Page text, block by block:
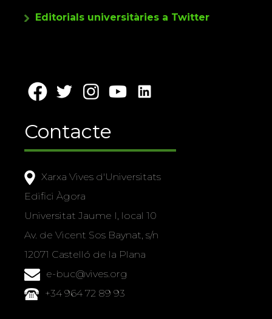
Editorials universitàries a Twitter
Contacte
Xarxa Vives d'Universitats
Edifici Àgora
Universitat Jaume I, local 10
Av. de Vicent Sos Baynat, s/n
12071 Castelló de la Plana
e-buc@vives.org
+34 964 72 89 93